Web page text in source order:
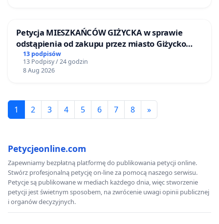
Petycja MIESZKAŃCÓW GIŻYCKA w sprawie
odstąpienia od zakupu przez miasto Giżycko
nieruchomości położonej nad jeziorem Niegocin
13 podpisów
13 Podpisy / 24 godzin
8 Aug 2026
1 2 3 4 5 6 7 8 »
Petycjeonline.com
Zapewniamy bezpłatną platformę do publikowania petycji online.
Stwórz profesjonalną petycję on-line za pomocą naszego serwisu.
Petycje są publikowane w mediach każdego dnia, więc stworzenie
petycji jest świetnym sposobem, na zwrócenie uwagi opinii publicznej
i organów decyzyjnych.